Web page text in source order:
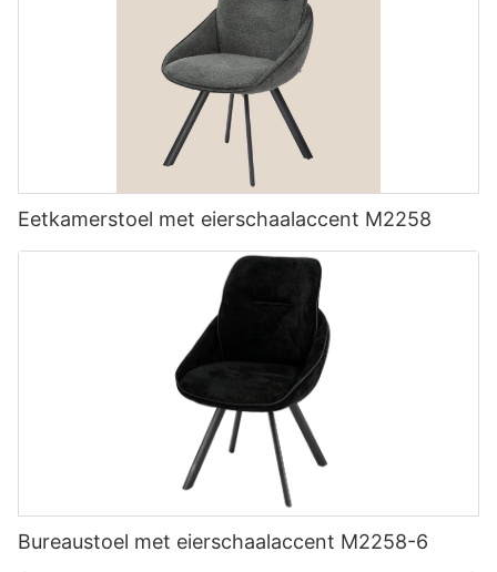
Eetkamerstoel met eierschaalaccent M2258
Bureaustoel met eierschaalaccent M2258-6